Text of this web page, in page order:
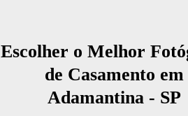
Escolher o Melhor
de Casamento em
Adamantina - SP